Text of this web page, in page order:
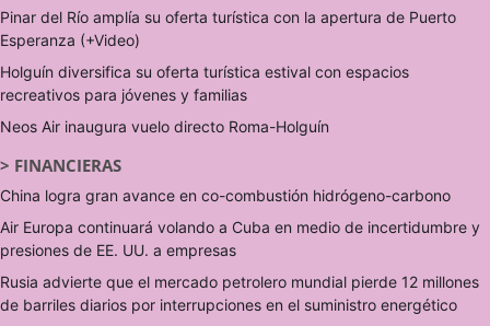
Pinar del Río amplía su oferta turística con la apertura de Puerto
Esperanza (+Video)
Holguín diversifica su oferta turística estival con espacios
recreativos para jóvenes y familias
Neos Air inaugura vuelo directo Roma-Holguín
> FINANCIERAS
China logra gran avance en co-combustión hidrógeno-carbono
Air Europa continuará volando a Cuba en medio de incertidumbre y
presiones de EE. UU. a empresas
Rusia advierte que el mercado petrolero mundial pierde 12 millones
de barriles diarios por interrupciones en el suministro energético